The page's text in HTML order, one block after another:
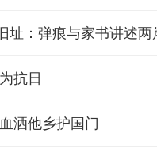
址：弹痕与家书讲述
抗日
洒他乡护国门